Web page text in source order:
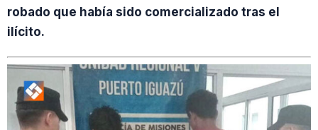
robado que había sido comercializado tras el
ilícito.